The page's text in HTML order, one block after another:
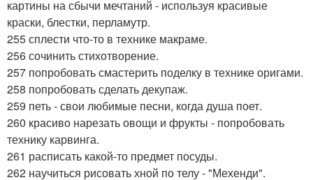
картины на сбычи мечтаний - используя красивые
краски, блестки, перламутр.
255 сплести что-то в технике макраме.
256 сочинить стихотворение.
257 попробовать смастерить поделку в технике оригами.
258 попробовать сделать декупаж.
259 петь - свои любимые песни, когда душа поет.
260 красиво нарезать овощи и фрукты - попробовать
технику карвинга.
261 расписать какой-то предмет посуды.
262 научиться рисовать хной по телу - "Мехенди".